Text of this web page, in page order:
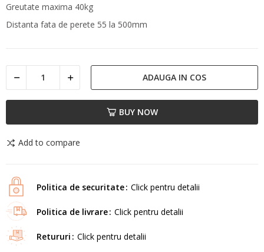
Greutate maxima 40kg
Distanta fata de perete 55 la 500mm
ADAUGA IN COS
BUY NOW
Add to compare
Politica de securitate Click pentru detalii
Politica de livrare Click pentru detalii
Retururi Click pentru detalii